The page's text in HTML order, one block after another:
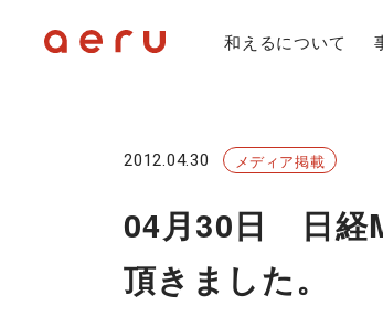
和えるについて
2012.04.30 メディア掲載
04月30日 日経
頂きました。